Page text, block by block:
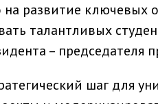
на развитие ключевых
талантливых
– председателя
шаг для